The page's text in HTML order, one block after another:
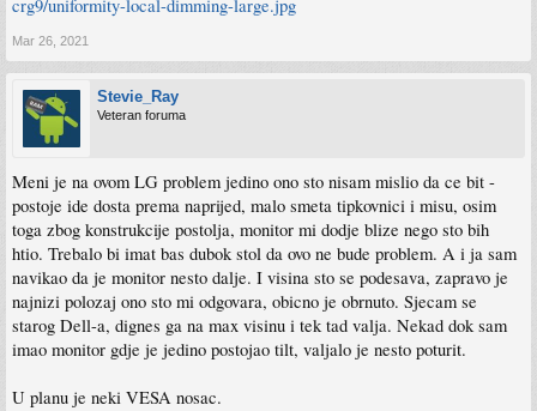
crg9/uniformity-local-dimming-large.jpg
Mar 26, 2021
Stevie_Ray
Veteran foruma
Meni je na ovom LG problem jedino ono sto nisam mislio da ce bit -
postoje ide dosta prema naprijed, malo smeta tipkovnici i misu, osim
toga zbog konstrukcije postolja, monitor mi dodje blize nego sto bih
htio. Trebalo bi imat bas dubok stol da ovo ne bude problem. A i ja sam
navikao da je monitor nesto dalje. I visina sto se podesava, zapravo je
najnizi polozaj ono sto mi odgovara, obicno je obrnuto. Sjecam se
starog Dell-a, dignes ga na max visinu i tek tad valja. Nekad dok sam
imao monitor gdje je jedino postojao tilt, valjalo je nesto poturit.
U planu je neki VESA nosac.